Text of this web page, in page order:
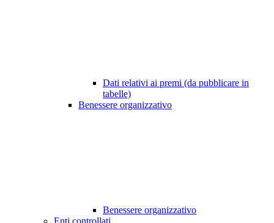
Dati relativi ai premi (da pubblicare in
tabelle)
Benessere organizzativo
Benessere organizzativo